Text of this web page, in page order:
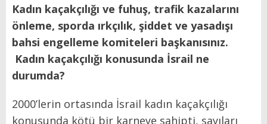
Kadın kaçakçılığı ve fuhuş, trafik kazalarını
önleme, sporda ırkçılık, şiddet ve yasadışı
bahsi engelleme komiteleri başkanısınız.
Kadın kaçakçılığı konusunda İsrail ne
durumda?
2000’lerin ortasında İsrail kadın kaçakçılığı
konusunda kötü bir karneye sahipti, sayıları